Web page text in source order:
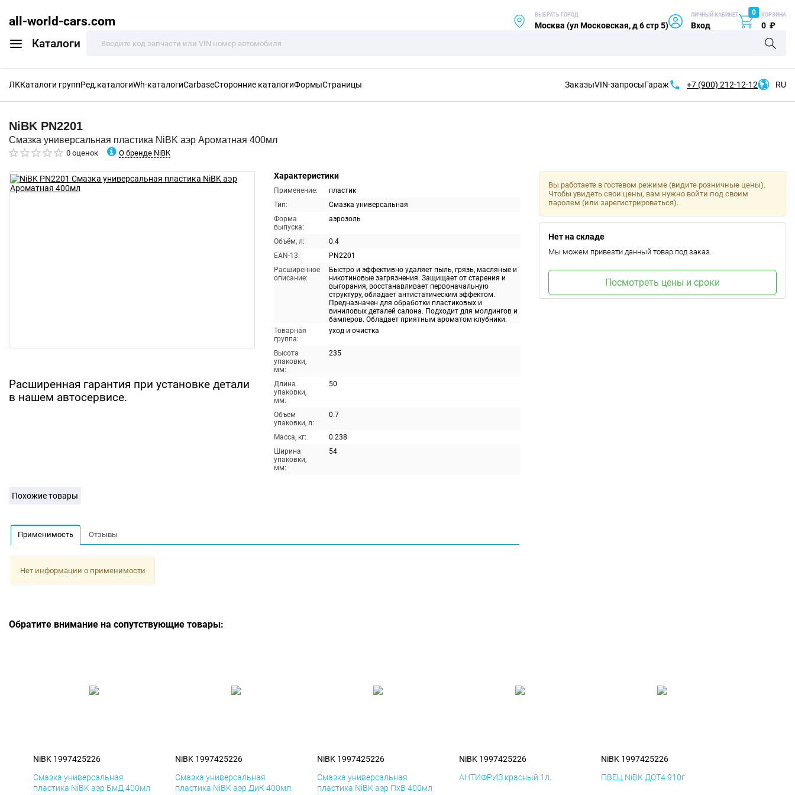
all-world-cars.com
Каталоги
ВЫБРАТЬ ГОРОД
Москва (ул Московская, д 6 стр 5)
ЛИЧНЫЙ КАБИНЕТ
Вход
0 КОРЗИНА
0 ₽
ЛККаталоги группРед.каталогиWh-каталогиCarbaseСторонние каталогиФормыСтраницы ЗаказыVIN-запросыГараж +7 (900) 212-12-12 RU
NiBK PN2201
Смазка универсальная пластика NiBK аэр Ароматная 400мл
0 оценок О бренде NiBK
Расширенная гарантия при установке детали
в нашем автосервисе.
Характеристики
Применение:
пластик
Тип:
Смазка универсальная
Форма
выпуска:
аэрозоль
Объём, л:
0.4
EAN-13:
PN2201
Расширенное
описание:
Быстро и эффективно удаляет пыль, грязь, масляные и
никотиновые загрязнения. Защищает от старения и
выгорания, восстанавливает первоначальную
структуру, обладает антистатическим эффектом.
Предназначен для обработки пластиковых и
виниловых деталей салона. Подходит для молдингов и
бамперов. Обладает приятным ароматом клубники.
Товарная
группа:
уход и очистка
Высота
упаковки,
мм:
235
Длина
упаковки,
мм:
50
Объем
упаковки, л:
0.7
Масса, кг:
0.238
Ширина
упаковки,
мм:
54
Вы работаете в гостевом режиме (видите розничные цены).
Чтобы увидеть свои цены, вам нужно войти под своим
паролем (или зарегистрироваться).
Нет на складе
Мы можем привезти данный товар под заказ.
Посмотреть цены и сроки
Похожие товары
Применимость Отзывы
Нет информации о применимости
Обратите внимание на сопутствующие товары:
NiBK 1997425226
Смазка универсальная
пластика NiBK аэр БмД 400мл
NiBK 1997425226
Смазка универсальная
пластика NiBK аэр ДиК 400мл
NiBK 1997425226
Смазка универсальная
пластика NiBK аэр ПхВ 400мл
NiBK 1997425226
АНТИФРИЗ красный 1л.
NiBK 1997425226
ПВЕЦ NiBK ДОТ4 910г